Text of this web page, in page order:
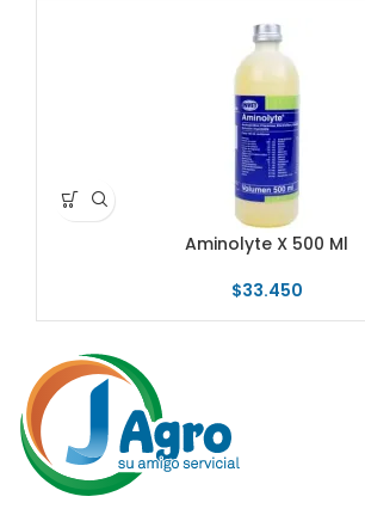
Aminolyte X 500 Ml
$33.450